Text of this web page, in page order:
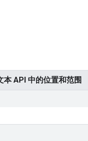
本 API 中的位置和范围